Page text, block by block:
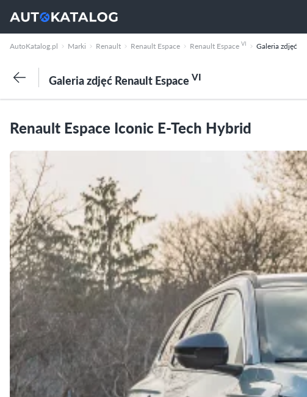
AutoKatalog.pl Marki Renault Renault Espace Renault Espace VI Galeria zdjęć
Galeria zdjęć Renault EspaceVI
Renault Espace Iconic E-Tech Hybrid